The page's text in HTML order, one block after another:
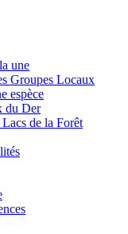
une
Groupes Locaux
espèce
du Der
de la Forêt